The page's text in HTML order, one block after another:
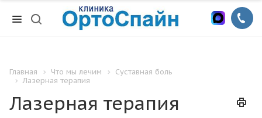
Главная Что мы лечим
Суставная боль
Лазерная терапия
Лазерная терапия